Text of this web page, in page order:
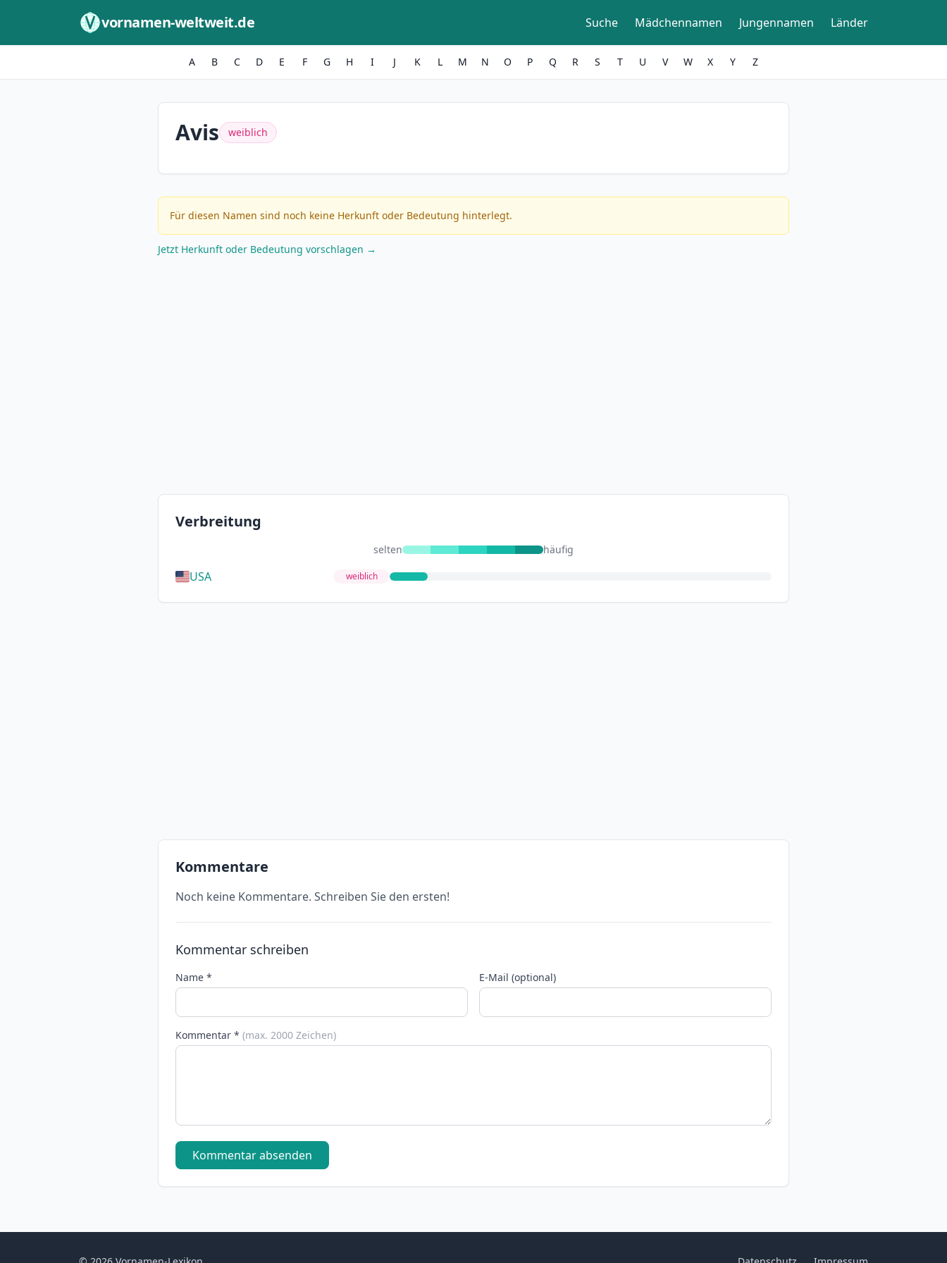
vornamen-weltweit.de Suche Mädchennamen Jungennamen Länder
A B C D E F G H I J K L M N O P Q R S T U V W X Y Z
Avis weiblich
Für diesen Namen sind noch keine Herkunft oder Bedeutung hinterlegt.
Jetzt Herkunft oder Bedeutung vorschlagen →
Verbreitung
selten häufig
USA weiblich
Kommentare
Noch keine Kommentare. Schreiben Sie den ersten!
Kommentar schreiben
Name * E-Mail (optional)
Kommentar * (max. 2000 Zeichen)
Kommentar absenden